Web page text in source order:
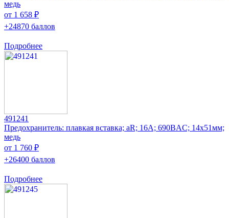
медь
от 1 658 ₽
+24870 баллов
Подробнее
491241
Предохранитель: плавкая вставка; aR; 16А; 690ВAC; 14x51мм;
медь
от 1 760 ₽
+26400 баллов
Подробнее